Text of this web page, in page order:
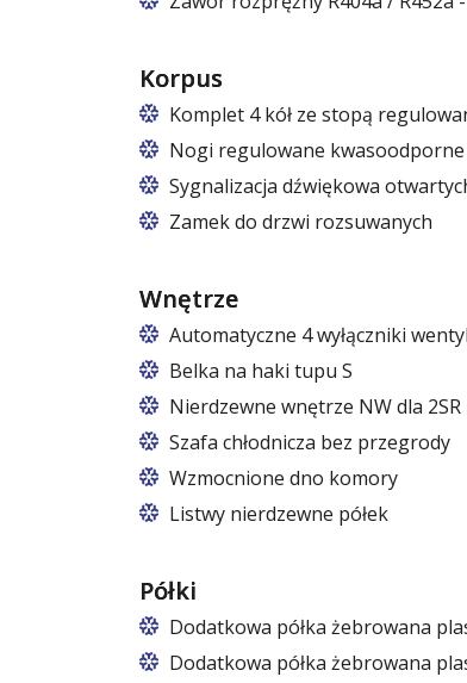
Korpus
Komplet 4 kół ze stopą
Cztery koła obrotowe, w tym
Nogi regulowane kwasoodporne
Nogi z regulacją w zakresie 87 –
Sygnalizacja dźwiękowa
Zamek do drzwi rozsuwanych
Wnętrze
Automatyczne 4 wyłączniki
Belka na haki tupu S
Cena dotyczy jednej belki w
Nierdzewne wnętrze NW dla 2SR
Szafa chłodnicza bez przegrody
Wzmocnione dno komory
Listwy nierdzewne półek
Półki
Dodatkowa półka żebrowana
Dodatkowa półka żebrowana